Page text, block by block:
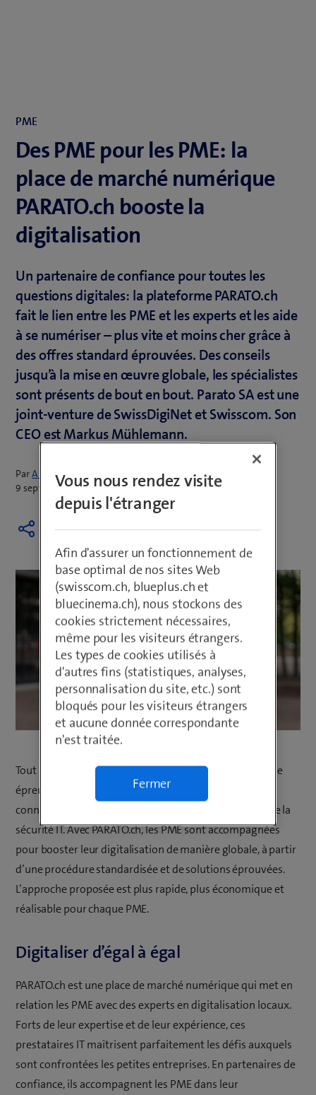
PME
Des PME pour les PME: la
place de marché numérique
PARATO.ch booste la
digitalisation
Un partenaire de confiance pour toutes les
questions digitales: la plateforme PARATO.ch
fait le lien entre les PME et les experts et les aide
à se numériser – plus vite et moins cher grâce à
des offres standard éprouvées. Des conseils
jusqu’à la mise en œuvre globale, les spécialistes
sont présents de bout en bout. Parato SA est une
joint-venture de SwissDigiNet et Swisscom. Son
CEO est Markus Mühlemann.
ParArmin Schädeli
9 septembre 2024
Tout le monde le sait, la digitalisation met les PME à rude
épreuve. Plus de la moitié d’entre elles manquent de
connaissances IT, notamment sur la question cruciale de la
sécurité IT. Avec PARATO.ch, les PME sont accompagnées
pour booster leur digitalisation de manière globale, à partir
d’une procédure standardisée et de solutions éprouvées.
L’approche proposée est plus rapide, plus économique et
réalisable pour chaque PME.
Digitaliser d’égal à égal
PARATO.ch est une place de marché numérique qui met en
relation les PME avec des experts en digitalisation locaux.
Forts de leur expertise et de leur expérience, ces
prestataires IT maîtrisent parfaitement les défis auxquels
sont confrontées les petites entreprises. En partenaires de
confiance, ils accompagnent les PME dans leur
Vous nous rendez visite
depuis l'étranger
Afin d'assurer un fonctionnement de
base optimal de nos sites Web
(swisscom.ch, blueplus.ch et
bluecinema.ch), nous stockons des
cookies strictement nécessaires,
même pour les visiteurs étrangers.
Les types de cookies utilisés à
d'autres fins (statistiques, analyses,
personnalisation du site, etc.) sont
bloqués pour les visiteurs étrangers
et aucune donnée correspondante
n'est traitée.
Fermer